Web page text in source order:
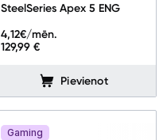
SteelSeries Apex 5 ENG
129,99 €
4,12€/mēn.
Pievienot
Gaming